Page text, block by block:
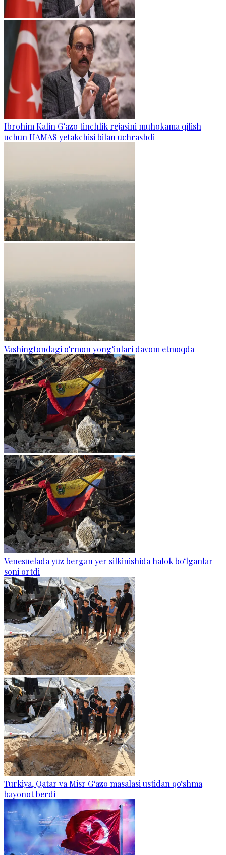
Ibrohim Kalin G‘azo tinchlik rejasini muhokama qilish
uchun HAMAS yetakchisi bilan uchrashdi
Vashingtondagi o‘rmon yong‘inlari davom etmoqda
Venesuelada yuz bergan yer silkinishida halok bo‘lganlar
soni ortdi
Turkiya, Qatar va Misr G‘azo masalasi ustidan qo‘shma
bayonot berdi